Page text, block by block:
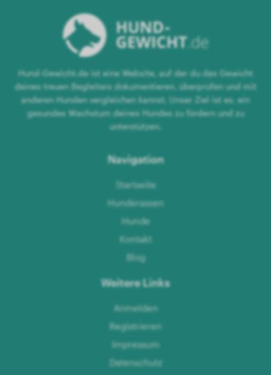
Hund-Gewicht.de ist eine Website, auf der du das Gewicht
deines treuen Begleiters dokumentieren, überprüfen und mit
anderen Hunden vergleichen kannst. Unser Ziel ist es, ein
gesundes Wachstum deines Hundes zu fördern und zu
unterstützen.
Navigation
Startseite
Hunderassen
Hunde
Kontakt
Blog
Weitere Links
Anmelden
Registrieren
Impressum
Datenschutz